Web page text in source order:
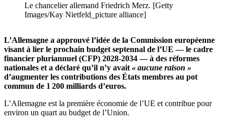
Le chancelier allemand Friedrich Merz. [Getty
Images/Kay Nietfeld_picture alliance]
L’Allemagne a approuvé l’idée de la Commission européenne
visant à lier le prochain budget septennal de l’UE — le cadre
financier pluriannuel (CFP) 2028-2034 — à des réformes
nationales et a déclaré qu’il n’y avait « aucune raison »
d’augmenter les contributions des États membres au pot
commun de 1 200 milliards d’euros.
L’Allemagne est la première économie de l’UE et contribue pour
environ un quart au budget de l’Union.